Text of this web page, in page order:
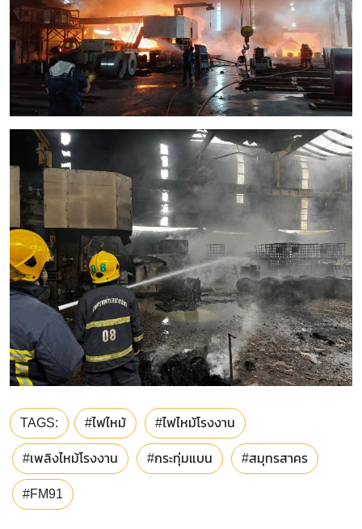
TAGS: #ไฟไหม้ #ไฟไหม้โรงงาน
#เพลิงไหม้โรงงาน #กระทุ่มแบน #สมุทรสาคร
#FM91